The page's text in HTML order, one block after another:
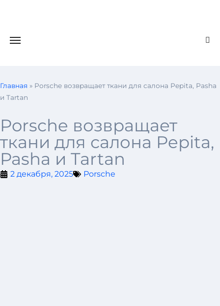
Главная » Porsche возвращает ткани для салона Pepita, Pasha
и Tartan
Porsche возвращает
ткани для салона Pepita,
Pasha и Tartan
2 декабря, 2025 Porsche